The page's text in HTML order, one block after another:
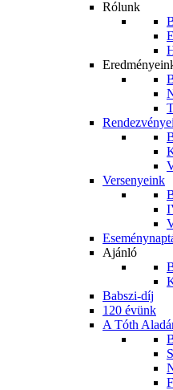
Rólunk
Versenyeink
Ajánló
Babszi-díj
120 évünk
A Tóth